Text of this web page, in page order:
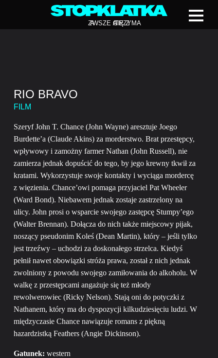
ZAWSZE CIĘ Z
ATRZYMA
RIO BRAVO
FILM
Szeryf John T. Chance (John Wayne) aresztuje Joego
Burdette’a (Claude Akins) za morderstwo. Brat przestępcy,
wpływowy i zamożny farmer Nathan (John Russell), nie
zamierza jednak dopuścić do tego, by jego krewny tkwił za
kratami. Wykorzystuje swoje kontakty i wyciąga mordercę
z więzienia. Chance’owi pomaga przyjaciel Pat Wheeler
(Ward Bond). Niebawem jednak zostaje zastrzelony na
ulicy. John prosi o wsparcie swojego zastępcę Stumpy’ego
(Walter Brennan). Dołącza do nich także miejscowy pijak,
noszący pseudonim Koleś (Dean Martin), który – jeśli tylko
jest trzeźwy – uchodzi za doskonałego strzelca. Kiedyś
pełnił nawet obowiązki stróża prawa, został z nich jednak
zwolniony z powodu swojego zamiłowania do alkoholu. W
walkę z przestępcami angażuje się też młody
rewolwerowiec (Ricky Nelson). Stają oni do potyczki z
Nathanem, który ma do dyspozycji kilkudziesięciu ludzi. W
międzyczasie Chance nawiązuje romans z piękną
hazardzistką Feathers (Angie Dickinson).
Gatunek: western